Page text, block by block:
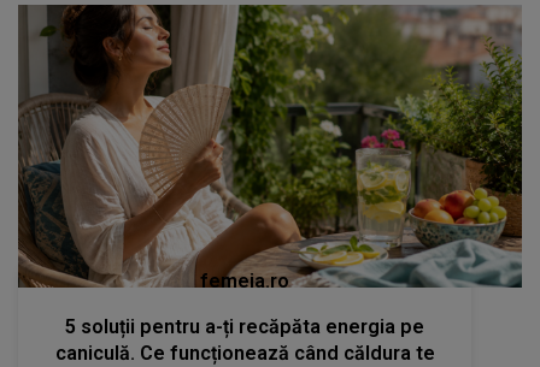
femeia.ro
5 soluții pentru a-ți recăpăta energia pe
caniculă. Ce funcționează când căldura te